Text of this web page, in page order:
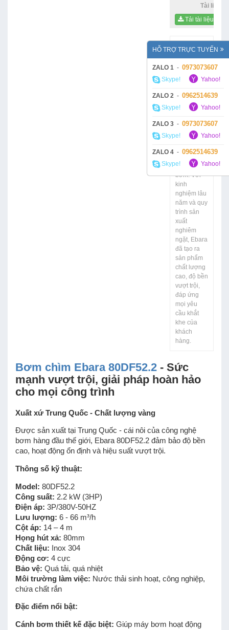
HỖ TRỢ TRỰC TUYẾN
ZALO 1 -0973073607
Skype! Yahoo!
ZALO 2 -0962514639
Skype! Yahoo!
ZALO 3 -0973073607
Skype! Yahoo!
ZALO 4 -0962514639
Skype! Yahoo!
Tài liệu:
Tải tài liệu
Mô tả:
Ebara
80DF52.2
được sản
xuất tại
Trung
Quốc, một
trong
những
quốc gia
hàng đầu
công nghệ
bơm. Với
kinh
nghiệm lâu
năm và quy
trình sản
xuất
nghiêm
ngặt, Ebara
đã tạo ra
sản phẩm
chất lượng
cao, độ bền
vượt trội,
đáp ứng
mọi yêu
cầu khắt
khe của
khách
hàng.
Bơm chìm Ebara 80DF52.2 - Sức
mạnh vượt trội, giải pháp hoàn hảo
cho mọi công trình
Xuất xứ Trung Quốc - Chất lượng vàng
Được sản xuất tại Trung Quốc - cái nôi của công nghệ
bơm hàng đầu thế giới, Ebara 80DF52.2 đảm bảo độ bền
cao, hoạt động ổn định và hiệu suất vượt trội.
Thông số kỹ thuật:
Model: 80DF52.2
Công suất: 2.2 kW (3HP)
Điện áp: 3P/380V-50HZ
Lưu lượng: 6 - 66 m³/h
Cột áp: 14 – 4 m
Họng hút xả: 80mm
Chất liệu: Inox 304
Động cơ: 4 cực
Bảo vệ: Quá tải, quá nhiệt
Môi trường làm việc: Nước thải sinh hoạt, công nghiệp,
chứa chất rắn
Đặc điểm nổi bật:
Cánh bơm thiết kế đặc biệt: Giúp máy bơm hoạt động